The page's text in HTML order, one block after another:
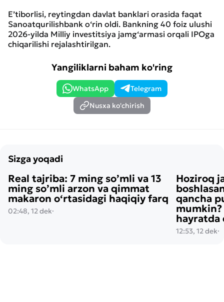
E’tiborlisi, reytingdan davlat banklari orasida faqat
Sanoatqurilishbank o‘rin oldi. Bankning 40 foiz ulushi
2026-yilda Milliy investitsiya jamg‘armasi orqali IPOga
chiqarilishi rejalashtirilgan.
Yangiliklarni baham ko'ring
WhatsApp
Telegram
Nusxa ko'chirish
Sizga yoqadi
Real tajriba: 7 ming so’mli va 13
ming so’mli arzon va qimmat
makaron o‘rtasidagi haqiqiy farq
02:48, 12 dek·
Hoziroq
qancha
mumkin?
hayratda
12:53, 12 dek·